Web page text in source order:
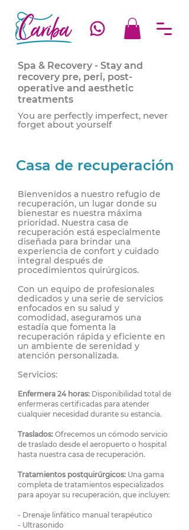
Spa & Recovery - Stay and
recovery pre, peri, post-
operative and aesthetic
treatments
You are perfectly imperfect, never
forget about yourself
Casa de recuperación
Bienvenidos a nuestro refugio de
recuperación, un lugar donde su
bienestar es nuestra máxima
prioridad. Nuestra casa de
recuperación está especialmente
diseñada para brindar una
experiencia de confort y cuidado
integral después de
procedimientos quirúrgicos.
Con un equipo de profesionales
dedicados y una serie de servicios
enfocados en su salud y
comodidad, aseguramos una
estadía que fomenta la
recuperación rápida y eficiente en
un ambiente de serenidad y
atención personalizada.
Servicios:
Enfermera 24 horas: Disponibilidad total de
enfermeras certificadas para atender
cualquier necesidad durante su estancia.
Traslados: Ofrecemos un cómodo servicio
de traslado desde el aeropuerto o hospital
hasta nuestra casa de recuperación.
Tratamientos postquirúrgicos: Una gama
completa de tratamientos especializados
para apoyar su recuperación, que incluyen:
- Drenaje linfático manual terapéutico
- Ultrasonido